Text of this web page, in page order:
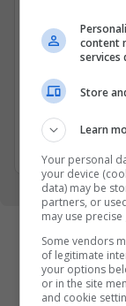
Koordinator i
Menaxhment
Pejë
11 Maj 2026
content
services
Store
Learn
Your personal
your device
data) may be
partners, or
may use
Some vendors
of legitimate
your options
or in the site
and cookie